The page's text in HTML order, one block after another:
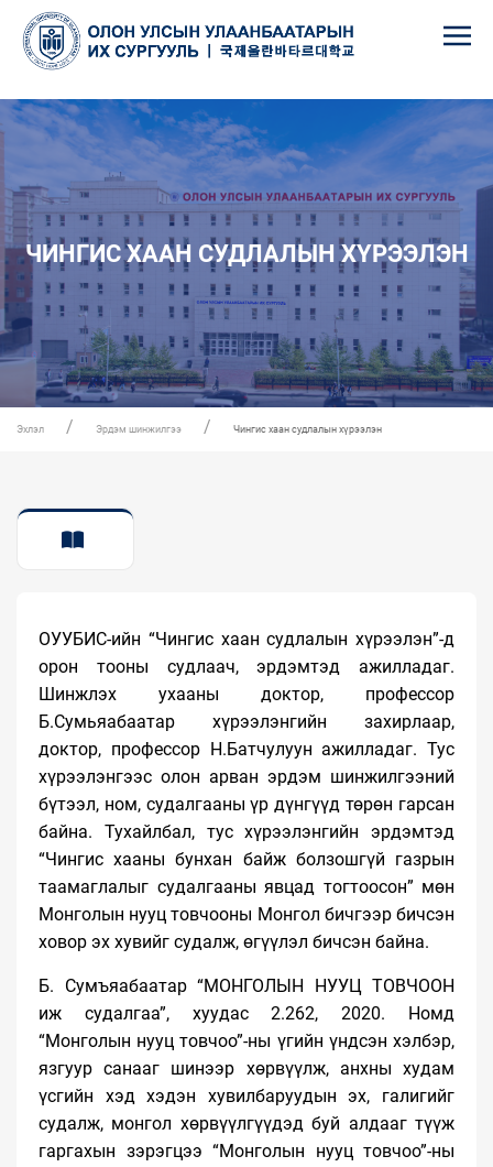
ЧИНГИС ХААН СУДЛАЛЫН ХҮРЭЭЛЭН
Эхлэл Эрдэм шинжилгээ Чингис хаан судлалын хүрээлэн
ОУУБИС-ийн “Чингис хаан судлалын хүрээлэн”-д
орон тооны судлаач, эрдэмтэд ажилладаг.
Шинжлэх ухааны доктор, профессор
Б.Сумьяабаатар хүрээлэнгийн захирлаар,
доктор, профессор Н.Батчулуун ажилладаг. Тус
хүрээлэнгээс олон арван эрдэм шинжилгээний
бүтээл, ном, судалгааны үр дүнгүүд төрөн гарсан
байна. Тухайлбал, тус хүрээлэнгийн эрдэмтэд
“Чингис хааны бунхан байж болзошгүй газрын
таамаглалыг судалгааны явцад тогтоосон” мөн
Монголын нууц товчооны Монгол бичгээр бичсэн
ховор эх хувийг судалж, өгүүлэл бичсэн байна.
Б. Сумъяабаатар “МОНГОЛЫН НУУЦ ТОВЧООH
иж судалгаа”, хуудас 2.262, 2020. Номд
“Монголын нууц товчоо”-ны үгийн үндсэн хэлбэр,
язгуур санааг шинээр хөрвүүлж, анхны худам
үсгийн хэд хэдэн хувилбаруудын эх, галигийг
судалж, монгол хөрвүүлгүүдэд буй алдааг түүж
гаргахын зэрэгцээ “Монголын нууц товчоо”-ны